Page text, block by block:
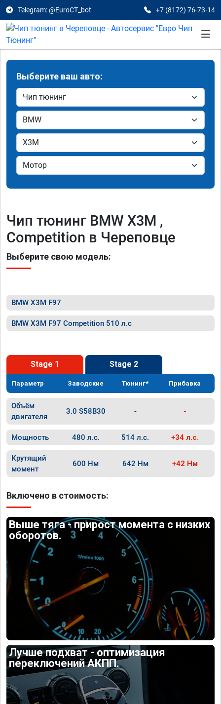
Telegram: @EuroCT_bot +7 (8172) 76-73-14
Выберите ваш авто:
Чип тюнинг BMW X3M ,
Competition в Череповце
Выберите свою модель:
BMW X3M F97
BMW X3M F97 Competition 510 л.с
Stage 1 Stage 2
Параметр Заводские Тюнинг* Прибавка
Объём
двигателя
3.0 S58B30 - -
Мощность 480 л.с. 514 л.с. +34 л.с.
Крутящий
момент
600 Нм 642 Нм +42 Нм
Включено в стоимость:
Выше тяга - прирост момента с низких
оборотов.
Лучше подхват - оптимизация
переключений АКПП.